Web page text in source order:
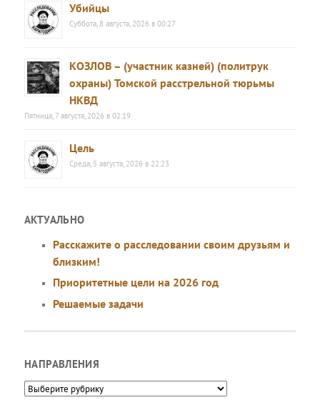
Убийцы
Суббота, 8 августа, 2026 в 00:27
КОЗЛОВ – (участник казней) (политрук
охраны) Томской расстрельной тюрьмы
НКВД
Пятница, 7 августа, 2026 в 02:19
Цель
Среда, 5 августа, 2026 в 22:23
АКТУАЛЬНО
Расскажите о расследовании своим друзьям и
близким!
Приоритетные цели на 2026 год
Решаемые задачи
НАПРАВЛЕНИЯ
Направления